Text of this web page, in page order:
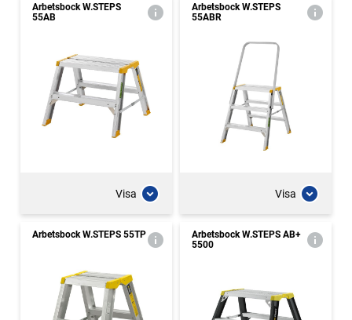
Arbetsbock W.STEPS
55AB
Visa
Arbetsbock W.STEPS
55ABR
Visa
Arbetsbock W.STEPS 55TP
Arbetsbock W.STEPS AB+
5500